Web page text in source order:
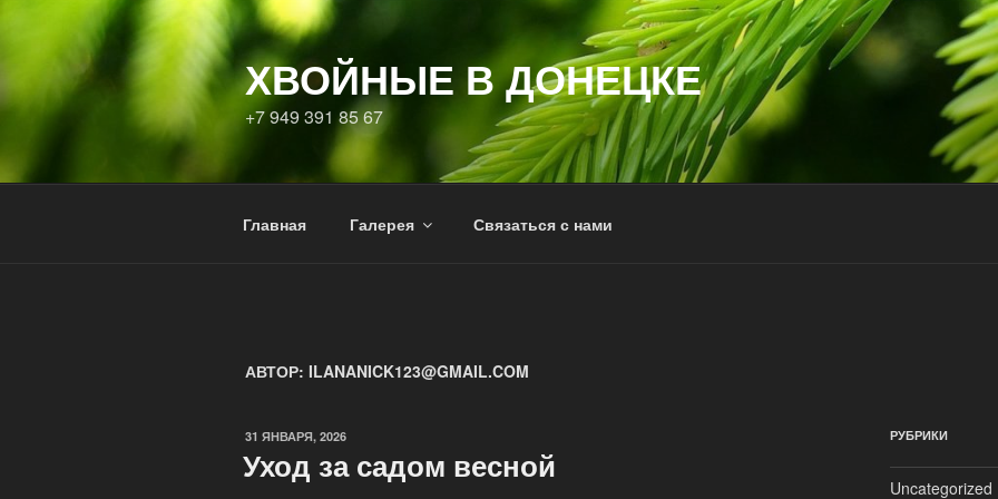
Перейти
содержимому
ХВОЙНЫЕ В ДОНЕЦКЕ
+7 949 391 85 67
Главная Галерея Связаться с нами
АВТОР: ILANANICK123@GMAIL.COM
ОПУБЛИКОВАНО
31 ЯНВАРЯ, 2026
Уход за садом весной
РУБРИКИ
Uncategorized